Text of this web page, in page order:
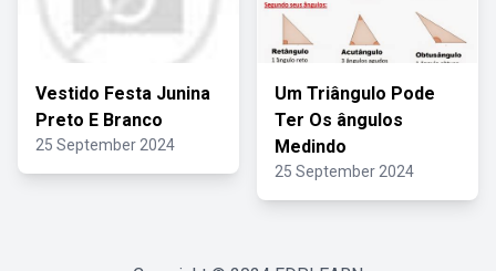
Vestido Festa Junina
Preto E Branco
25 September 2024
Um Triângulo Pode
Ter Os ângulos
Medindo
25 September 2024